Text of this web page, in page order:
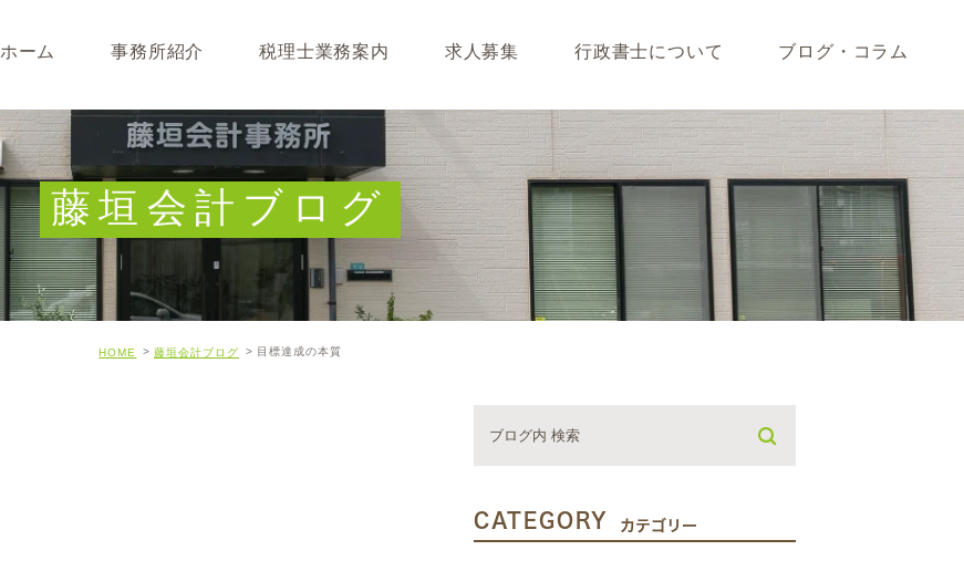
ホーム 事務所紹介
事務所･スタッフ紹介
求人募集
税理士業務案内
なぜ税理士が必要なのか
キャッシュフロー経営について
開業･経営支援について
相続について･事業承継について
求人募集 行政書士について ブログ・コラム
藤垣会計ブログ
行政書士川島ブログ
365BLOG
コラム
藤垣会計ブログ
HOME 藤垣会計ブログ 目標達成の本質
CATEGORY カテゴリー